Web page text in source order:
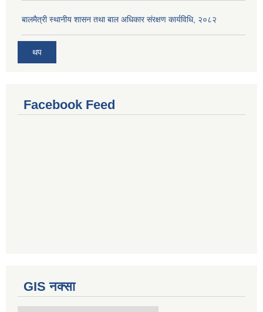
बालमैत्री स्थानीय शासन तथा बाल अधिकार संरक्षण कार्यविधि, २०८२
थप
Facebook Feed
GIS नक्सा